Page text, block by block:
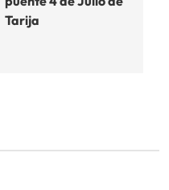
Tarija